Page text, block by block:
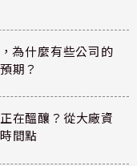
為什麼有些公司的
期？
在醞釀？從大廠資
間點